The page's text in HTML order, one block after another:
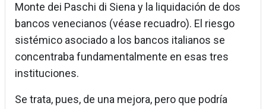
Monte dei Paschi di Siena y la liquidación de dos
bancos venecianos (véase recuadro). El riesgo
sistémico asociado a los bancos italianos se
concentraba fundamentalmente en esas tres
instituciones.
Se trata, pues, de una mejora, pero que podría